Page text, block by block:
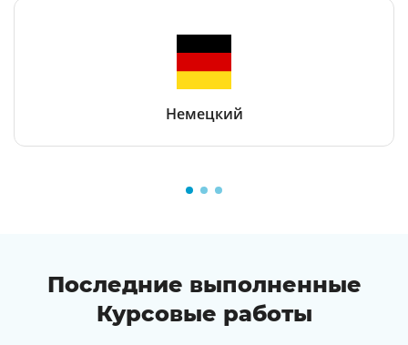
Немецкий
Последние выполненные
Курсовые работы